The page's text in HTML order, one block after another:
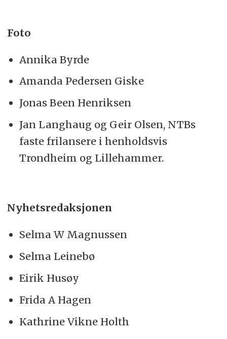
Foto
Annika Byrde
Amanda Pedersen Giske
Jonas Been Henriksen
Jan Langhaug og Geir Olsen, NTBs
faste frilansere i henholdsvis
Trondheim og Lillehammer.
Nyhetsredaksjonen
Selma W Magnussen
Selma Leinebø
Eirik Husøy
Frida A Hagen
Kathrine Vikne Holth